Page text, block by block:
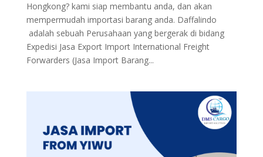
Hongkong? kami siap membantu anda, dan akan
mempermudah importasi barang anda. Daffalindo
adalah sebuah Perusahaan yang bergerak di bidang
Expedisi Jasa Export Import International Freight
Forwarders (Jasa Import Barang...